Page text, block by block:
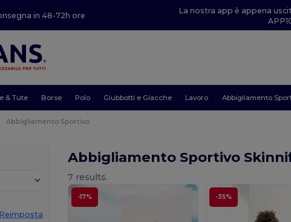
in 48-72h ore
La nostra app è appena
& Tute Borse Polo Giubbotti e Giacche Lavoro Abbigliamento
Abbigliamento Sportivo
Reimposta
Abbigliamento Sportivo
7 results.
-17% -35%